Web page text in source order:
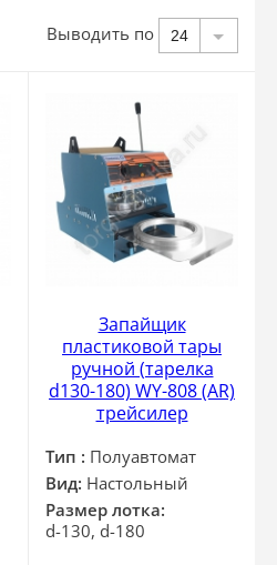
Выводить по 24
Запайщик
пластиковой тары
ручной (тарелка
d130-180) WY-808 (AR)
трейсилер
Тип : Полуавтомат
Вид: Настольный
Размер лотка:
d-130, d-180